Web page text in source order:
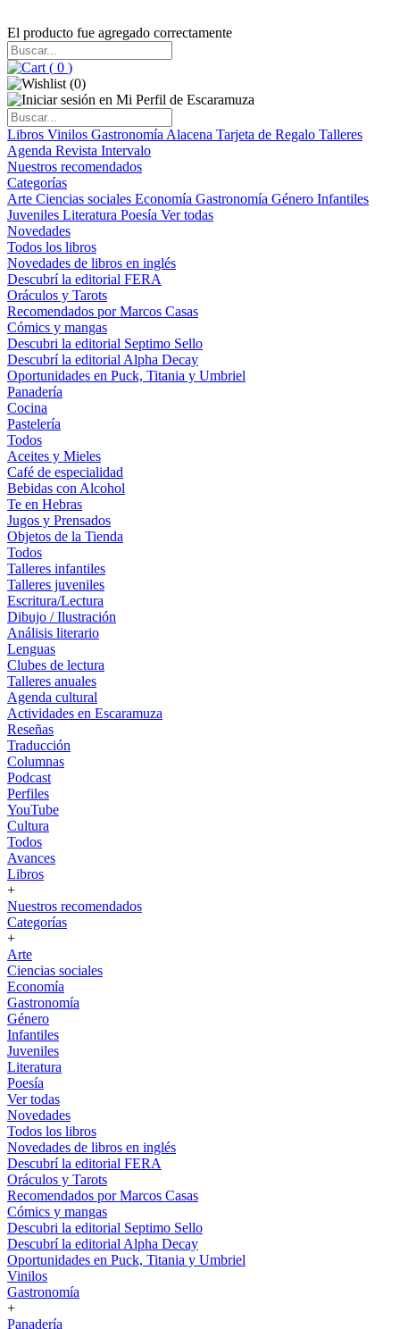
El producto fue agregado correctamente
( 0 )
(0)
Libros Vinilos Gastronomía Alacena Tarjeta de Regalo Talleres
Agenda Revista Intervalo
Nuestros recomendados
Categorías
Arte Ciencias sociales Economía Gastronomía Género Infantiles
Juveniles Literatura Poesía Ver todas
Novedades
Todos los libros
Novedades de libros en inglés
Descubrí la editorial FERA
Oráculos y Tarots
Recomendados por Marcos Casas
Cómics y mangas
Descubri la editorial Septimo Sello
Descubrí la editorial Alpha Decay
Oportunidades en Puck, Titania y Umbriel
Panadería
Cocina
Pastelería
Todos
Aceites y Mieles
Café de especialidad
Bebidas con Alcohol
Te en Hebras
Jugos y Prensados
Objetos de la Tienda
Todos
Talleres infantiles
Talleres juveniles
Escritura/Lectura
Dibujo / Ilustración
Análisis literario
Lenguas
Clubes de lectura
Talleres anuales
Agenda cultural
Actividades en Escaramuza
Reseñas
Traducción
Columnas
Podcast
Perfiles
YouTube
Cultura
Todos
Avances
Libros
+
Nuestros recomendados
Categorías
+
Arte
Ciencias sociales
Economía
Gastronomía
Género
Infantiles
Juveniles
Literatura
Poesía
Ver todas
Novedades
Todos los libros
Novedades de libros en inglés
Descubrí la editorial FERA
Oráculos y Tarots
Recomendados por Marcos Casas
Cómics y mangas
Descubri la editorial Septimo Sello
Descubrí la editorial Alpha Decay
Oportunidades en Puck, Titania y Umbriel
Vinilos
Gastronomía
+
Panadería